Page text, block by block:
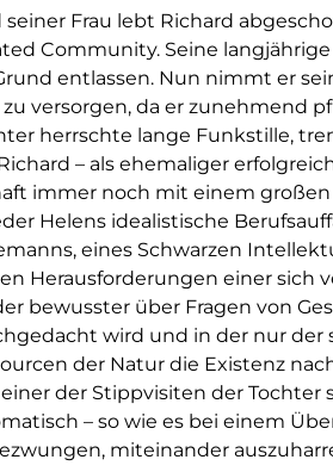
seiner Frau lebt Richard
Community. Seine
entlassen. Nun nimmt er
versorgen, da er zunehmend
herrschte lange Funkstille,
– als ehemaliger
immer noch mit einem
Helens idealistische
eines Schwarzen
Herausforderungen einer sich
bewusster über Fragen von
wird und in der nur
der Natur die Existenz
der Stippvisiten der Tochter
– so wie es bei einem
miteinander